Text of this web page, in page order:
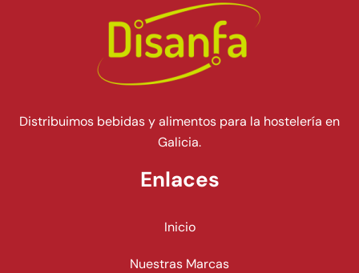
Distribuimos bebidas y alimentos para la hostelería en
Galicia.
Enlaces
Inicio
Nuestras Marcas